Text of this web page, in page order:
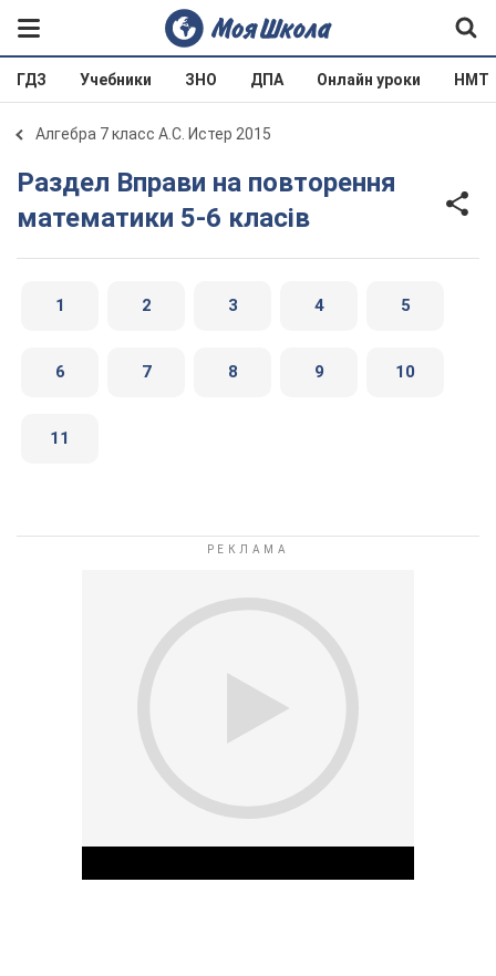
ГДЗ Учебники ЗНО ДПА Онлайн уроки НМТ
Алгебра 7 класс А.С. Истер 2015
Раздел Вправи на повторення
математики 5-6 класів
1 2 3 4 5
6 7 8 9 10
11